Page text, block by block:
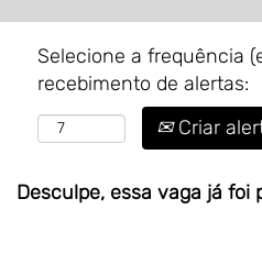
Selecione a frequência
recebimento de alertas:
Criar
Desculpe, essa vaga já foi